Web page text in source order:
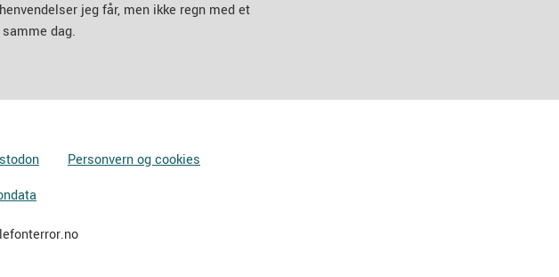
jeg får, men ikke regn med et
dag.
Personvern og cookies